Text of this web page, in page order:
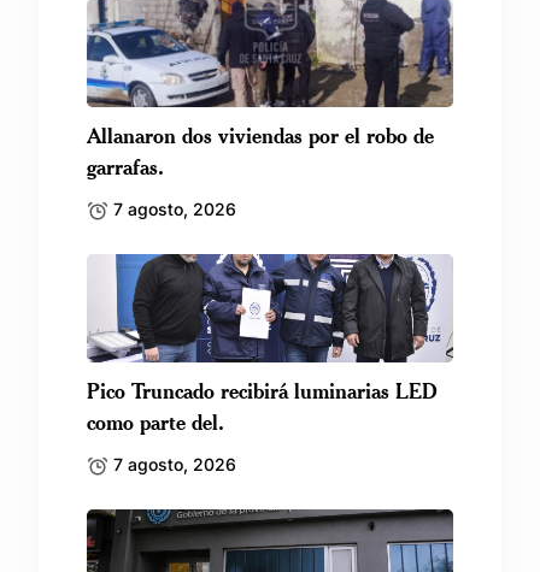
Allanaron dos viviendas por el robo de
garrafas.
7 agosto, 2026
Pico Truncado recibirá luminarias LED
como parte del.
7 agosto, 2026